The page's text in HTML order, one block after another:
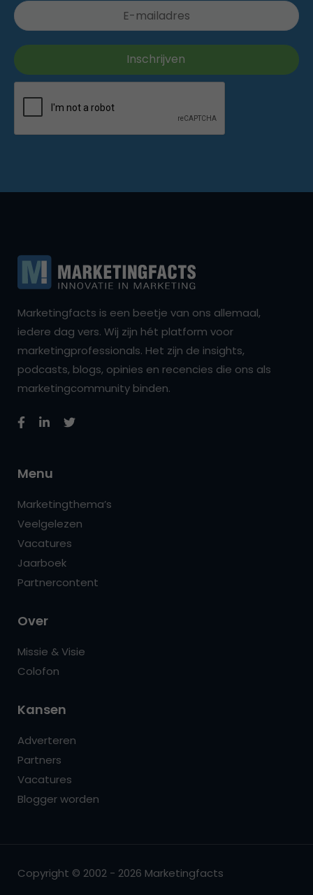
Marketingfacts is een beetje van ons allemaal,
iedere dag vers. Wij zijn hét platform voor
marketingprofessionals. Het zijn de insights,
podcasts, blogs, opinies en recencies die ons als
marketingcommunity binden.
Menu
Marketingthema’s
Veelgelezen
Vacatures
Jaarboek
Partnercontent
Over
Missie & Visie
Colofon
Kansen
Adverteren
Partners
Vacatures
Blogger worden
Copyright © 2002 - 2026 Marketingfacts